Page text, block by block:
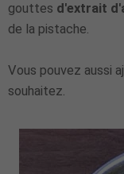
gouttes d'extrait
de la pistache.
Vous pouvez aussi
souhaitez.